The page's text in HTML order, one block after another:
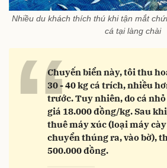
Nhiều du khách thích thú khi tận mắt
cá tại làng chài
“Chuyến biển này, tôi thu
30 - 40 kg cá trích, nhiều
trước. Tuy nhiên, do cá
giá 18.000 đồng/kg. Sau
thuê máy xúc (loại máy
chuyển thúng ra, vào bờ),
500.000 đồng.